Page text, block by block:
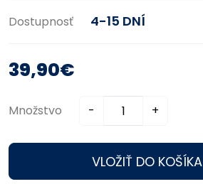
Dostupnosť 4-15 DNÍ
39,90€
Množstvo - +
VLOŽIŤ DO KOŠÍKA